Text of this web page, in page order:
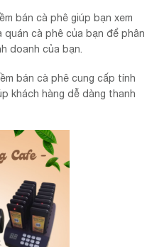
bán cà phê giúp bạn xem
cà phê của bạn để phân
doanh của bạn.
bán cà phê cung cấp tính
khách hàng dễ dàng thanh